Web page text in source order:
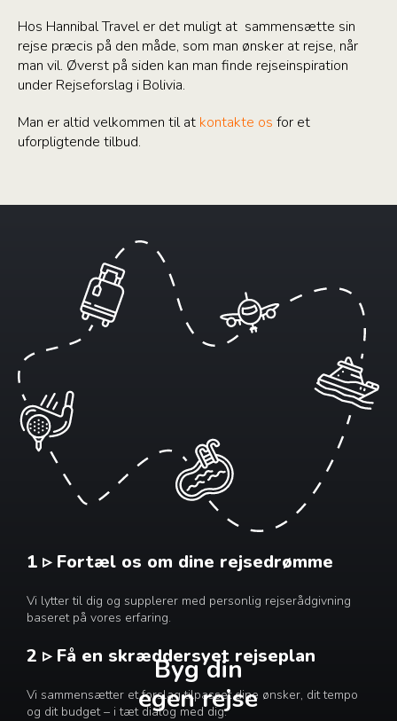
Hos Hannibal Travel er det muligt at sammensætte sin
rejse præcis på den måde, som man ønsker at rejse, når
man vil. Øverst på siden kan man finde rejseinspiration
under Rejseforslag i Bolivia.
Man er altid velkommen til at kontakte os for et
uforpligtende tilbud.
Byg din
egen rejse
1 ▹ Fortæl os om dine rejsedrømme
Vi lytter til dig og supplerer med personlig rejserådgivning
baseret på vores erfaring.
2 ▹ Få en skræddersyet rejseplan
Vi sammensætter et forslag tilpasset dine ønsker, dit tempo
og dit budget – i tæt dialog med dig.